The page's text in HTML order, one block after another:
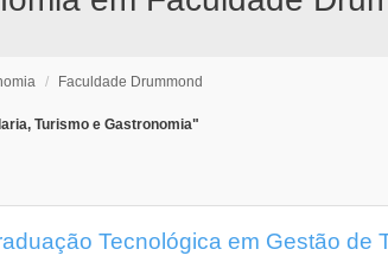
/ Faculdade Drummond
Turismo e Gastronomia"
Tecnológica em Gestão de